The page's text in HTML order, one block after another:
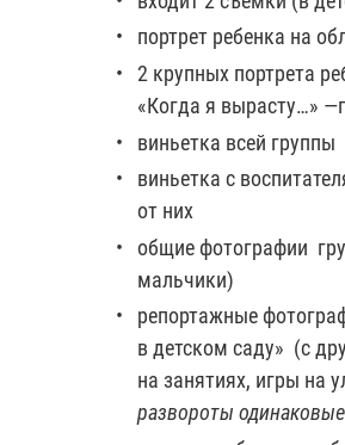
портрет ребенка на
2 крупных портрета
«Когда я вырасту…»
виньетка всей группы
виньетка с
от них
общие фотографии
мальчики)
репортажные
в детском саду» (с
на занятиях, игры на
развороты